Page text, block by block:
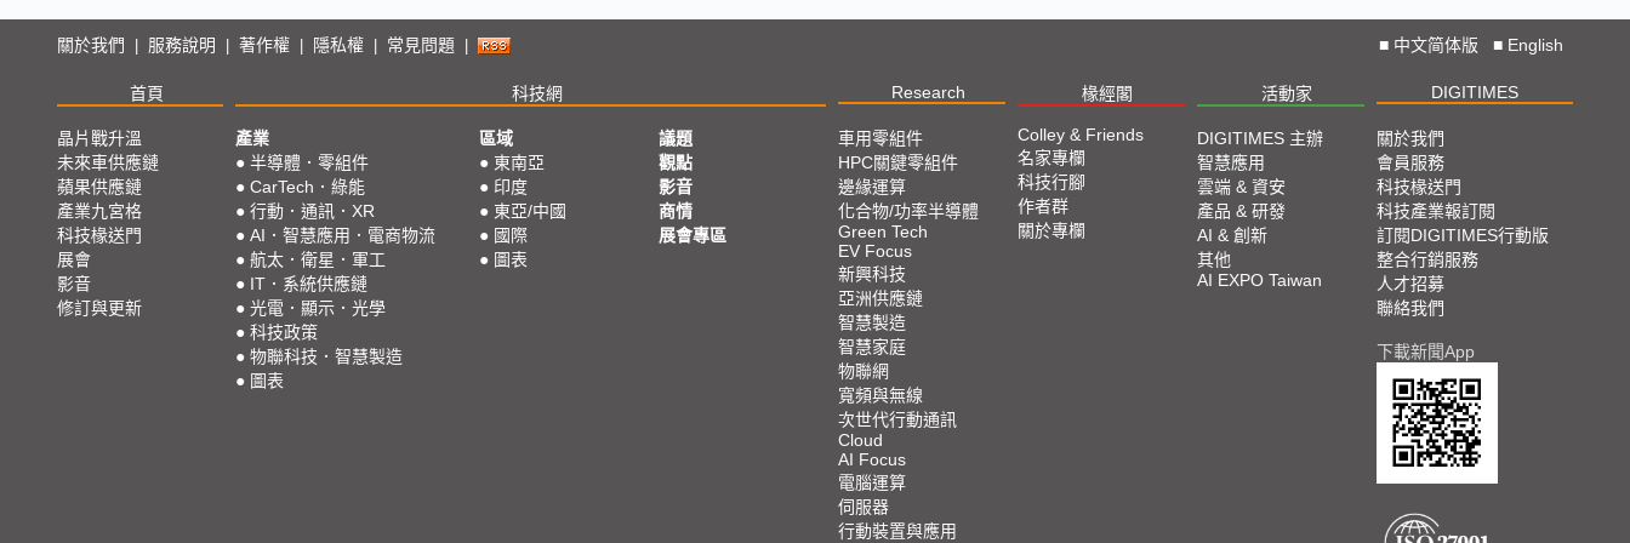
關於我們 服務說明 著作權 隱私權 常見問題 ■ 中文简体版 ■ English
首頁 科技網 Research 椽經閣 活動家 DIGITIMES
晶片戰升溫
未來車供應鏈
蘋果供應鏈
產業九宮格
科技椽送門
展會
影音
修訂與更新
產業
● 半導體．零組件
● CarTech．綠能
● 行動．通訊．XR
● AI．智慧應用．電商物流
● 航太．衛星．軍工
● IT．系統供應鏈
● 光電．顯示．光學
● 科技政策
● 物聯科技．智慧製造
● 圖表
區域
● 東南亞
● 印度
● 東亞/中國
● 國際
● 圖表
議題
觀點
影音
商情
展會專區
車用零組件
HPC關鍵零組件
邊緣運算
化合物/功率半導體
Green Tech
EV Focus
新興科技
亞洲供應鏈
智慧製造
智慧家庭
物聯網
寬頻與無線
次世代行動通訊
Cloud
AI Focus
電腦運算
伺服器
行動裝置與應用
Colley & Friends
名家專欄
科技行腳
作者群
關於專欄
DIGITIMES 主辦
智慧應用
雲端 & 資安
產品 & 研發
AI & 創新
其他
AI EXPO Taiwan
關於我們
會員服務
科技椽送門
科技產業報訂閱
訂閱DIGITIMES行動版
整合行銷服務
人才招募
聯絡我們
下載新聞App